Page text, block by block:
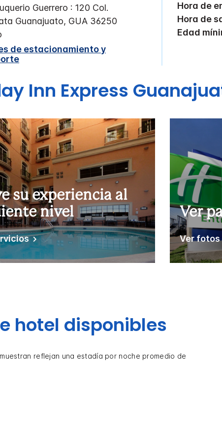
Guerrero : 120 Col.
Guanajuato, GUA 36250
de estacionamiento y
Hora de
Hora de
Edad
Inn Express
su experiencia al
nivel
Ver
Ver fotos
hotel disponibles
reflejan una estadía por noche promedio de